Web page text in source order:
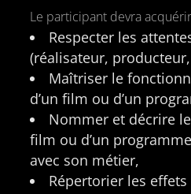
Le participant devra
Respecter les
(réalisateur,
Maîtriser le
d’un film ou d’un
Nommer et décrire
film ou d’un
avec son métier,
Répertorier les